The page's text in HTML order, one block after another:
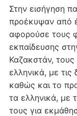
Στην εισήγηση
προέκυψαν από
αφορούσε τους
εκπαίδευσης
Καζακστάν, τους
ελληνικά, με
καθώς και το
τα ελληνικά, με
τους για